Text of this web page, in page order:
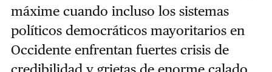
máxime cuando incluso los sistemas
políticos democráticos mayoritarios en
Occidente enfrentan fuertes crisis de
credibilidad y grietas de enorme calado